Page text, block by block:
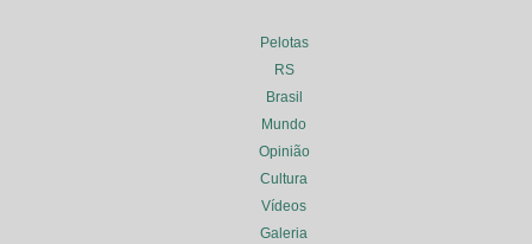
Pelotas
RS
Brasil
Mundo
Opinião
Cultura
Vídeos
Galeria